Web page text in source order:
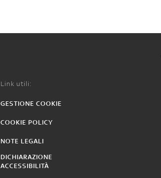
Link utili:
GESTIONE COOKIE
COOKIE POLICY
NOTE LEGALI
DICHIARAZIONE
ACCESSIBILITÀ